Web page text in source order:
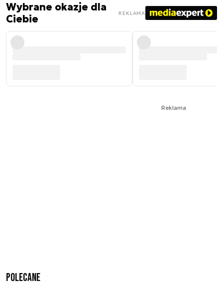
Wybrane okazje dla
Ciebie
REKLAMA
Reklama
Polecane